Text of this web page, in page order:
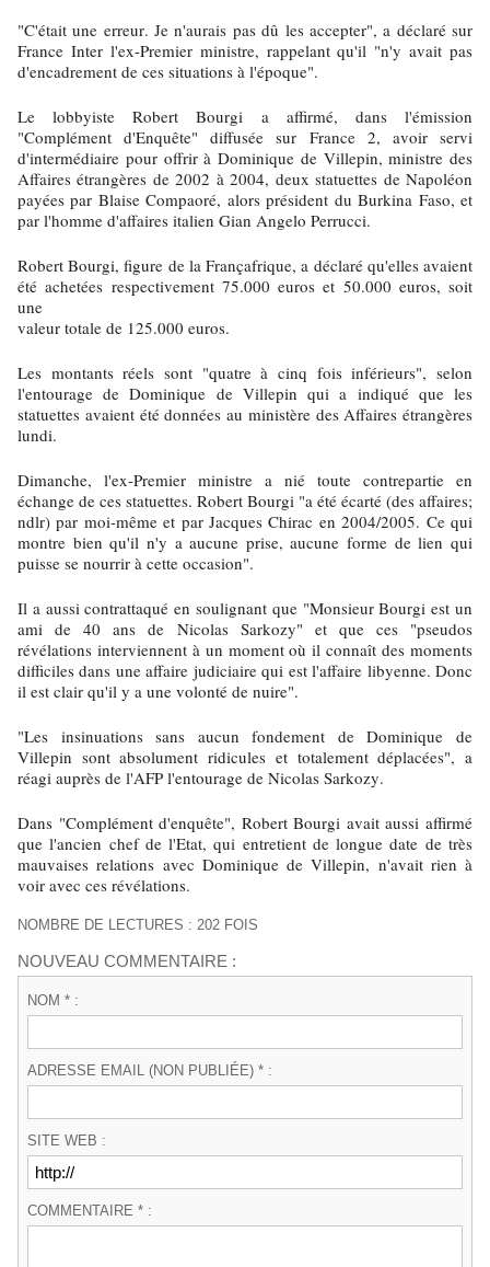
"C'était une erreur. Je n'aurais pas dû les accepter", a déclaré sur
France Inter l'ex-Premier ministre, rappelant qu'il "n'y avait pas
d'encadrement de ces situations à l'époque".
Le lobbyiste Robert Bourgi a affirmé, dans l'émission
"Complément d'Enquête" diffusée sur France 2, avoir servi
d'intermédiaire pour offrir à Dominique de Villepin, ministre des
Affaires étrangères de 2002 à 2004, deux statuettes de Napoléon
payées par Blaise Compaoré, alors président du Burkina Faso, et
par l'homme d'affaires italien Gian Angelo Perrucci.
Robert Bourgi, figure de la Françafrique, a déclaré qu'elles avaient
été achetées respectivement 75.000 euros et 50.000 euros, soit
une
valeur totale de 125.000 euros.
Les montants réels sont "quatre à cinq fois inférieurs", selon
l'entourage de Dominique de Villepin qui a indiqué que les
statuettes avaient été données au ministère des Affaires étrangères
lundi.
Dimanche, l'ex-Premier ministre a nié toute contrepartie en
échange de ces statuettes. Robert Bourgi "a été écarté (des affaires;
ndlr) par moi-même et par Jacques Chirac en 2004/2005. Ce qui
montre bien qu'il n'y a aucune prise, aucune forme de lien qui
puisse se nourrir à cette occasion".
Il a aussi contrattaqué en soulignant que "Monsieur Bourgi est un
ami de 40 ans de Nicolas Sarkozy" et que ces "pseudos
révélations interviennent à un moment où il connaît des moments
difficiles dans une affaire judiciaire qui est l'affaire libyenne. Donc
il est clair qu'il y a une volonté de nuire".
"Les insinuations sans aucun fondement de Dominique de
Villepin sont absolument ridicules et totalement déplacées", a
réagi auprès de l'AFP l'entourage de Nicolas Sarkozy.
Dans "Complément d'enquête", Robert Bourgi avait aussi affirmé
que l'ancien chef de l'Etat, qui entretient de longue date de très
mauvaises relations avec Dominique de Villepin, n'avait rien à
voir avec ces révélations.
NOMBRE DE LECTURES : 202 FOIS
NOUVEAU COMMENTAIRE :
NOM * :
ADRESSE EMAIL (NON PUBLIÉE) * :
SITE WEB :
COMMENTAIRE * :